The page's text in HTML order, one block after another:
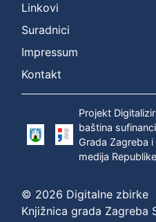
Linkovi
Suradnici
Impressum
Kontakt
Projekt
baština
Grada Zagreba
medija
© 2026 Digitalne zbirke
Knjižnica grada Zagreba